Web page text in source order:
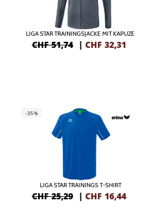
LIGA STAR TRAININGSJACKE MIT KAPUZE
CHF 51,74 | CHF 32,31
-35%
LIGA STAR TRAININGS T-SHIRT
CHF 25,29 | CHF 16,44